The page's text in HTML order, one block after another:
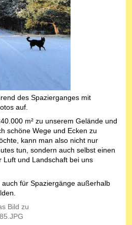
des Spazierganges mit
auf.
m² zu unserem Gelände und
schöne Wege und Ecken zu
kann man also nicht nur
tun, sondern auch selbst einen
Luft und Landschaft bei uns
für Spaziergänge außerhalb